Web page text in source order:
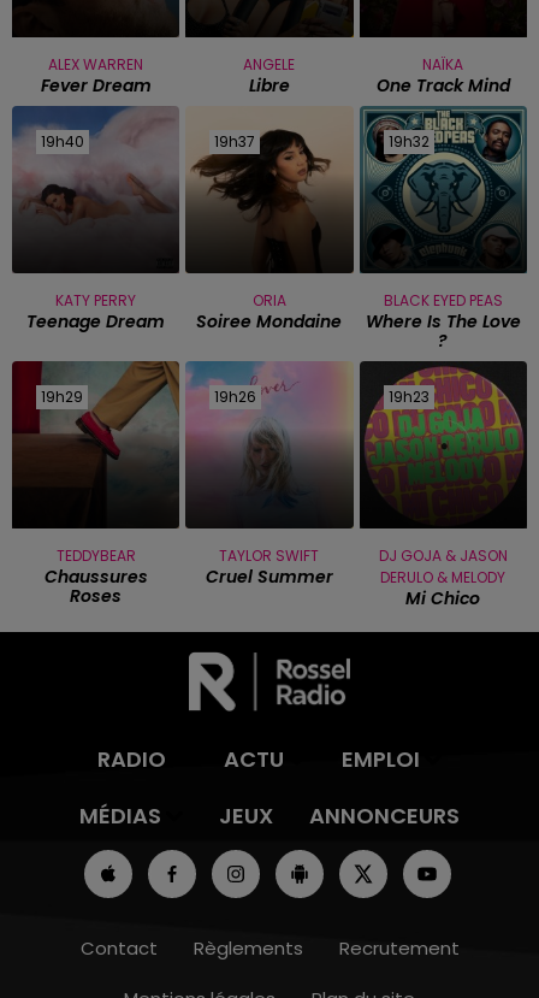
ALEX WARREN
Fever Dream
ANGELE
Libre
NAÏKA
One Track Mind
19h40
19h40
KATY PERRY
Teenage Dream
19h37
19h37
ORIA
Soiree Mondaine
19h32
19h32
BLACK EYED PEAS
Where Is The Love
?
19h29
19h29
TEDDYBEAR
Chaussures
Roses
19h26
19h26
TAYLOR SWIFT
Cruel Summer
19h23
19h23
DJ GOJA & JASON
DERULO & MELODY
Mi Chico
RADIO ACTU
EMPLOI
MÉDIAS
JEUX ANNONCEURS
Contact Règlements
Recrutement